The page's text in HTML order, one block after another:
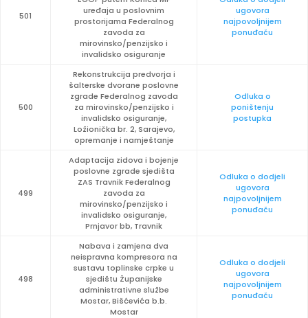
501
uređaja u poslovnim
prostorijama Federalnog
zavoda za
mirovinsko/penzijsko i
invalidsko osiguranje
ugovora
najpovoljnijem
ponuđaču
500
Rekonstrukcija predvorja i
šalterske dvorane poslovne
zgrade Federalnog zavoda
za mirovinsko/penzijsko i
invalidsko osiguranje,
Ložionička br. 2, Sarajevo,
opremanje i namještanje
Odluka o
poništenju
postupka
499
Adaptacija zidova i bojenje
poslovne zgrade sjedišta
ZAS Travnik Federalnog
zavoda za
mirovinsko/penzijsko i
invalidsko osiguranje,
Prnjavor bb, Travnik
Odluka o dodjeli
ugovora
najpovoljnijem
ponuđaču
498
Nabava i zamjena dva
neispravna kompresora na
sustavu toplinske crpke u
sjedištu Županijske
administrativne službe
Mostar, Bišćevića b.b.
Mostar
Odluka o dodjeli
ugovora
najpovoljnijem
ponuđaču